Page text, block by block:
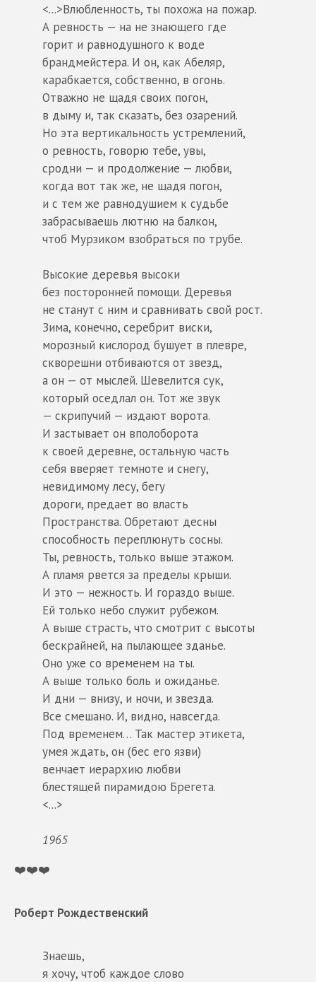
<...>Влюбленность, ты похожа на пожар.
А ревность — на не знающего где
горит и равнодушного к воде
брандмейстера. И он, как Абеляр,
карабкается, собственно, в огонь.
Отважно не щадя своих погон,
в дыму и, так сказать, без озарений.
Но эта вертикальность устремлений,
о ревность, говорю тебе, увы,
сродни — и продолжение — любви,
когда вот так же, не щадя погон,
и с тем же равнодушием к судьбе
забрасываешь лютню на балкон,
чтоб Мурзиком взобраться по трубе.
Высокие деревья высоки
без посторонней помощи. Деревья
не станут с ним и сравнивать свой рост.
Зима, конечно, серебрит виски,
морозный кислород бушует в плевре,
скворешни отбиваются от звезд,
а он — от мыслей. Шевелится сук,
который оседлал он. Тот же звук
— скрипучий — издают ворота.
И застывает он вполоборота
к своей деревне, остальную часть
себя вверяет темноте и снегу,
невидимому лесу, бегу
дороги, предает во власть
Пространства. Обретают десны
способность переплюнуть сосны.
Ты, ревность, только выше этажом.
А пламя рвется за пределы крыши.
И это — нежность. И гораздо выше.
Ей только небо служит рубежом.
А выше страсть, что смотрит с высоты
бескрайней, на пылающее зданье.
Оно уже со временем на ты.
А выше только боль и ожиданье.
И дни — внизу, и ночи, и звезда.
Все смешано. И, видно, навсегда.
Под временем… Так мастер этикета,
умея ждать, он (бес его язви)
венчает иерархию любви
блестящей пирамидою Брегета.
<...>
1965
❤️❤️❤️
Роберт Рождественский
Знаешь,
я хочу, чтоб каждое слово